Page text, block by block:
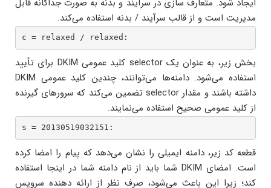
مدیریت است و از قالب سرآیند / بدنه استفاده می‌کند.
c = relaxed / relaxed:
بخش زیر، به عنوان یک selector کلید عمومی DKIM برای تأیید
استفاده می‌شود. دامنه‌ها می‌توانند، چندین کلید عمومی DKIM
داشته باشند و مقدار selector تضمین می‌کند که سرورهای گیرنده
از کلید عمومی صحیح استفاده می‌نمایند.
s = 20130519032151:
قطعه کد زیر، دامنه ایمیلی را نشان می‌دهد که پیام را امضا کرده
است. امضای DKIM شما باید از نام دامنه شما در اینجا استفاده
کند؛ زیرا این باعث می‌شود، صرف نظر از ارائه دهنده سرویس